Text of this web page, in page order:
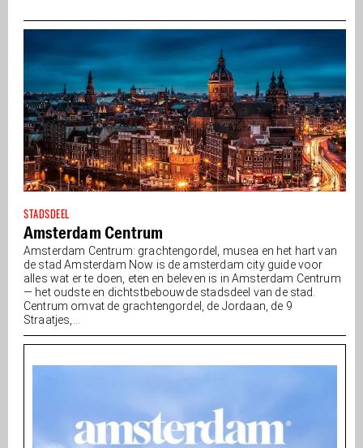
STADSDEEL
Amsterdam Centrum
Amsterdam Centrum: grachtengordel, musea en het hart van
de stad Amsterdam Now is de amsterdam city guide voor
alles wat er te doen, eten en beleven is in Amsterdam Centrum
— het oudste en dichtstbebouwde stadsdeel van de stad.
Centrum omvat de grachtengordel, de Jordaan, de 9
Straatjes,...